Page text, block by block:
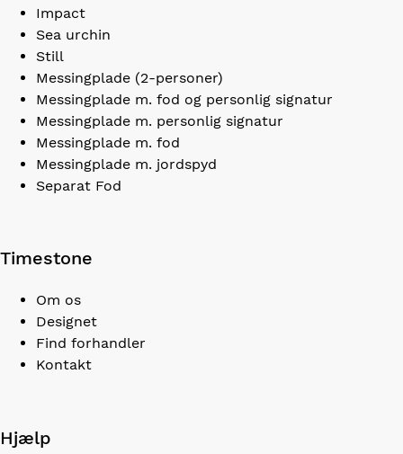
Impact
Sea urchin
Still
Messingplade (2-personer)
Messingplade m. fod og personlig signatur
Messingplade m. personlig signatur
Messingplade m. fod
Messingplade m. jordspyd
Separat Fod
Timestone
Om os
Designet
Find forhandler
Kontakt
Hjælp